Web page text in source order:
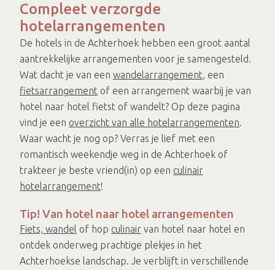
Compleet verzorgde
hotelarrangementen
De hotels in de Achterhoek hebben een groot aantal
aantrekkelijke arrangementen voor je samengesteld.
Wat dacht je van een wandelarrangement, een
fietsarrangement of een arrangement waarbij je van
hotel naar hotel fietst of wandelt? Op deze pagina
vind je een overzicht van alle hotelarrangementen.
Waar wacht je nog op? Verras je lief met een
romantisch weekendje weg in de Achterhoek of
trakteer je beste vriend(in) op een culinair
hotelarrangement!
Tip! Van hotel naar hotel arrangementen
Fiets, wandel of hop culinair van hotel naar hotel en
ontdek onderweg prachtige plekjes in het
Achterhoekse landschap. Je verblijft in verschillende